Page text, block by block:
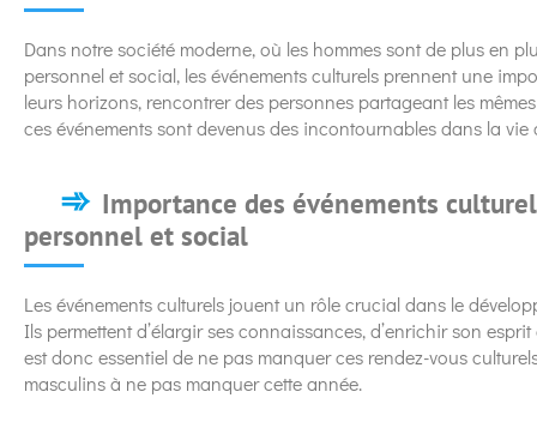
Dans notre société moderne, où les hommes sont de plus en
personnel et social, les événements culturels prennent une
leurs horizons, rencontrer des personnes partageant les
ces événements sont devenus des incontournables dans la vie
Importance des événements
personnel et social
Les événements culturels jouent un rôle crucial dans le
Ils permettent d’élargir ses connaissances, d’enrichir son
est donc essentiel de ne pas manquer ces rendez-vous
masculins à ne pas manquer cette année.